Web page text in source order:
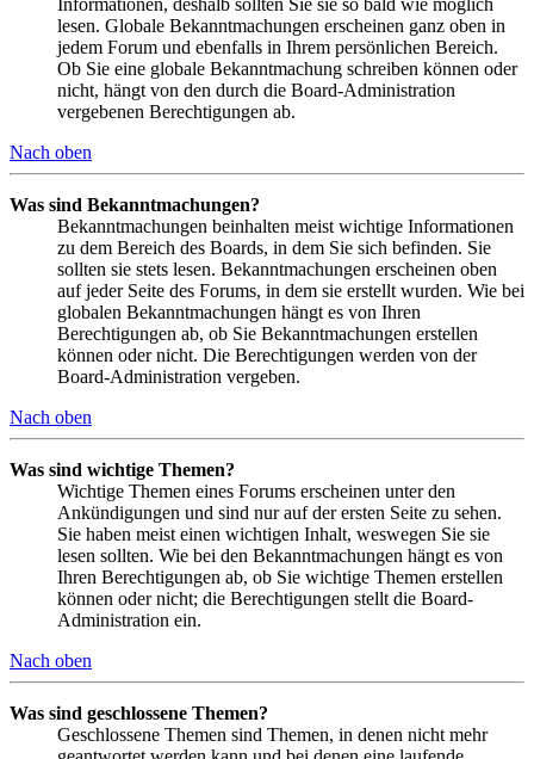
lesen. Globale Bekanntmachungen erscheinen ganz oben in
jedem Forum und ebenfalls in Ihrem persönlichen Bereich.
Ob Sie eine globale Bekanntmachung schreiben können oder
nicht, hängt von den durch die Board-Administration
vergebenen Berechtigungen ab.
Nach oben
Was sind Bekanntmachungen?
Bekanntmachungen beinhalten meist wichtige Informationen
zu dem Bereich des Boards, in dem Sie sich befinden. Sie
sollten sie stets lesen. Bekanntmachungen erscheinen oben
auf jeder Seite des Forums, in dem sie erstellt wurden. Wie bei
globalen Bekanntmachungen hängt es von Ihren
Berechtigungen ab, ob Sie Bekanntmachungen erstellen
können oder nicht. Die Berechtigungen werden von der
Board-Administration vergeben.
Nach oben
Was sind wichtige Themen?
Wichtige Themen eines Forums erscheinen unter den
Ankündigungen und sind nur auf der ersten Seite zu sehen.
Sie haben meist einen wichtigen Inhalt, weswegen Sie sie
lesen sollten. Wie bei den Bekanntmachungen hängt es von
Ihren Berechtigungen ab, ob Sie wichtige Themen erstellen
können oder nicht; die Berechtigungen stellt die Board-
Administration ein.
Nach oben
Was sind geschlossene Themen?
Geschlossene Themen sind Themen, in denen nicht mehr